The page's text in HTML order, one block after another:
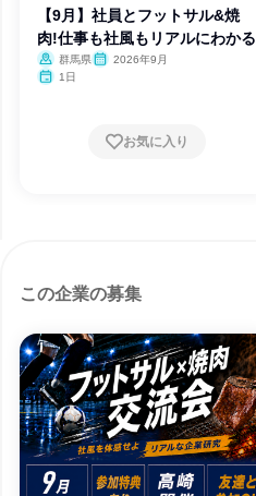
【9月】社員とフットサル&焼
肉!仕事も社風もリアルにわかる
群馬県
2026年9月
1日
お気に入り
この企業の募集